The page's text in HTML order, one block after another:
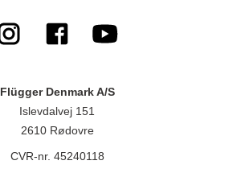
Flügger Denmark A/S
Islevdalvej 151
2610 Rødovre
CVR-nr. 45240118